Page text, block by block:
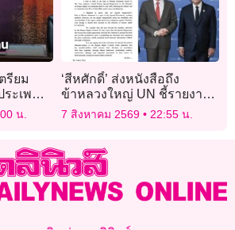
รียม
ระเพณี
น.
‘สีหศักดิ์’ ส่งหนังสือถึง
ข้าหลวงใหญ่ UN ชี้รายงาน
‘ทอม แอนดรูวส์’ บิดเบือนปม
7 สิงหาคม 2569 22:55 น.